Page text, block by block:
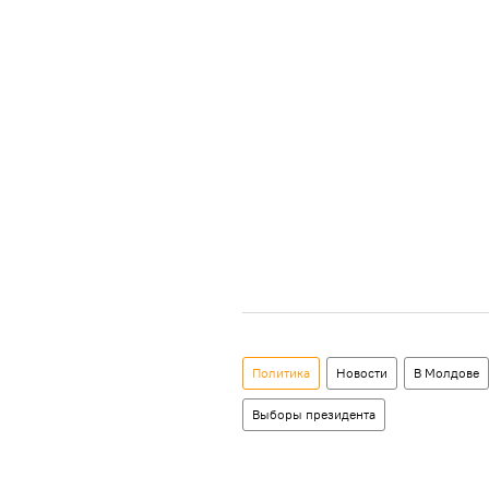
Политика Новости В Молдове
Выборы президента